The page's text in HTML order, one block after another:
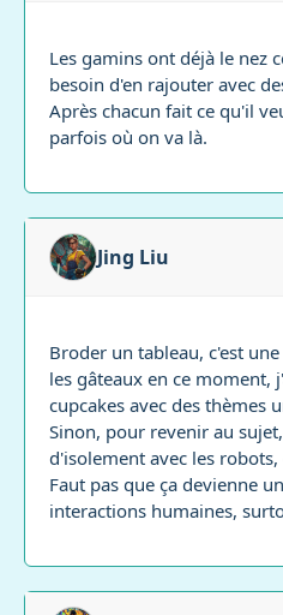
Les gamins ont déjà le nez
besoin d'en rajouter avec
Après chacun fait ce qu'il
parfois où on va là.
Jing Liu
Broder un tableau, c'est
les gâteaux en ce moment,
cupcakes avec des thèmes
Sinon, pour revenir au
d'isolement avec les
Faut pas que ça devienne
interactions humaines,